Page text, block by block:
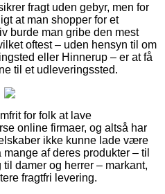
fragt uden gebyr, men for
at man shopper for et
burde man gribe den mest
oftest – uden hensyn til om
eller Hinnerup – er at få
til et udleveringssted.
for folk at lave
online firmaer, og altså har
ikke kunne lade være
af deres produkter – til
damer og herrer – markant,
fragtfri levering.